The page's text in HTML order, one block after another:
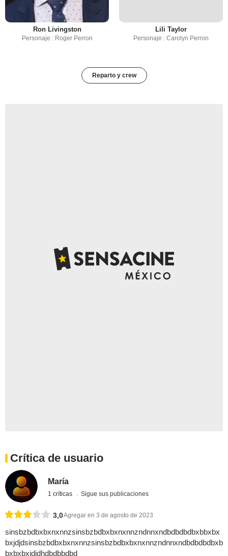
Ron Livingston
Personaje : Roger Perron
Lili Taylor
Personaje : Carolyn Perron
Reparto y crew
Crítica de usuario
María
1 críticas Sigue sus publicaciones
3,0Agregar en 3 de agosto de 2023
sinsbzbdbxbxnxnnzsinsbzbdbxbxnxnnzndnnxndbdbdbdbxbbxbx
bxjdjdsinsbzbdbxbxnxnnzsinsbzbdbxbxnxnnzndnnxndbdbdbdbxb
bxbxbxjdjdhdbdbbdbd